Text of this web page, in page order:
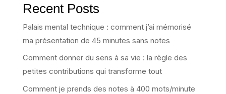
Recent Posts
Palais mental technique : comment j’ai mémorisé
ma présentation de 45 minutes sans notes
Comment donner du sens à sa vie : la règle des
petites contributions qui transforme tout
Comment je prends des notes à 400 mots/minute